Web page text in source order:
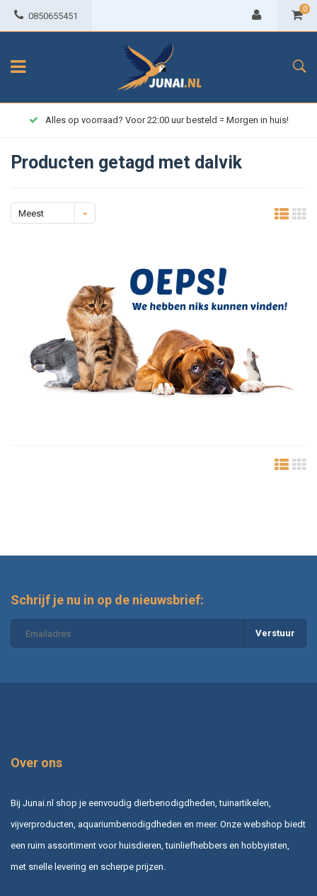
0850655451
0
Alles op voorraad? Voor 22:00 uur besteld = Morgen in huis!
Producten getagd met dalvik
Meest
Schrijf je nu in op de nieuwsbrief:
Verstuur
Over ons
Bij Junai.nl shop je eenvoudig dierbenodigdheden, tuinartikelen,
vijverproducten, aquariumbenodigdheden en meer. Onze webshop biedt
een ruim assortiment voor huisdieren, tuinliefhebbers en hobbyisten,
met snelle levering en scherpe prijzen.